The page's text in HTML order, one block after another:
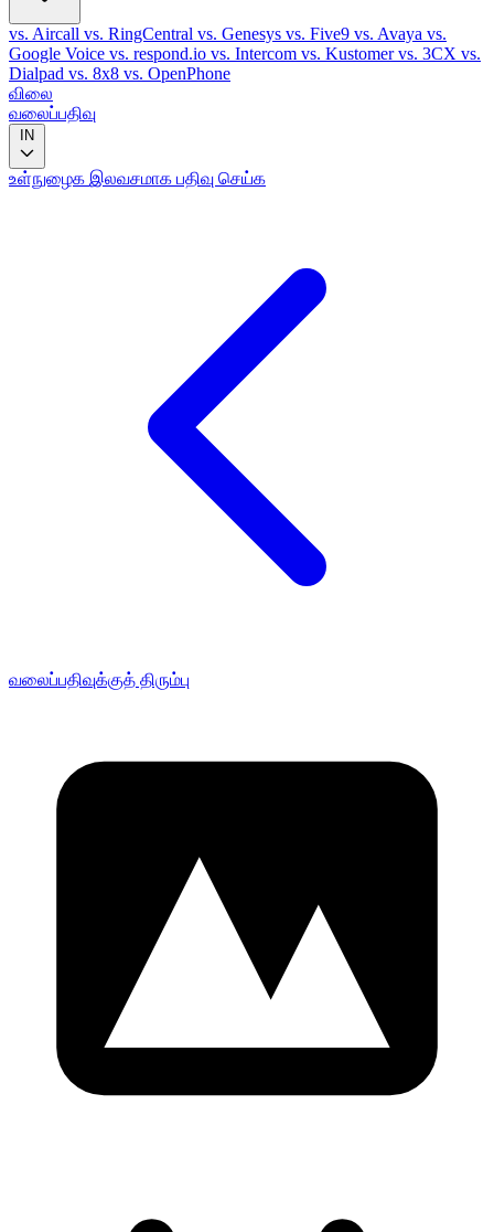
vs. Aircall vs. RingCentral vs. Genesys vs. Five9 vs. Avaya vs.
Google Voice vs. respond.io vs. Intercom vs. Kustomervs. 3CX vs.
Dialpad vs. 8x8 vs. OpenPhone
விலை
வலைப்பதிவு
IN
உள்நுழைக இலவசமாக பதிவு செய்க
வலைப்பதிவுக்குத் திரும்பு